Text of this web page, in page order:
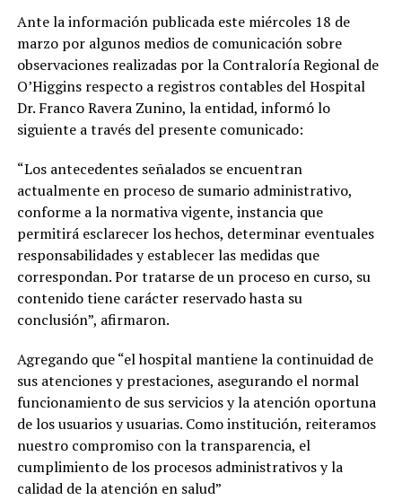
Ante la información publicada este miércoles 18 de
marzo por algunos medios de comunicación sobre
observaciones realizadas por la Contraloría Regional de
O’Higgins respecto a registros contables del Hospital
Dr. Franco Ravera Zunino, la entidad, informó lo
siguiente a través del presente comunicado:
“Los antecedentes señalados se encuentran
actualmente en proceso de sumario administrativo,
conforme a la normativa vigente, instancia que
permitirá esclarecer los hechos, determinar eventuales
responsabilidades y establecer las medidas que
correspondan. Por tratarse de un proceso en curso, su
contenido tiene carácter reservado hasta su
conclusión”, afirmaron.
Agregando que “el hospital mantiene la continuidad de
sus atenciones y prestaciones, asegurando el normal
funcionamiento de sus servicios y la atención oportuna
de los usuarios y usuarias. Como institución, reiteramos
nuestro compromiso con la transparencia, el
cumplimiento de los procesos administrativos y la
calidad de la atención en salud”